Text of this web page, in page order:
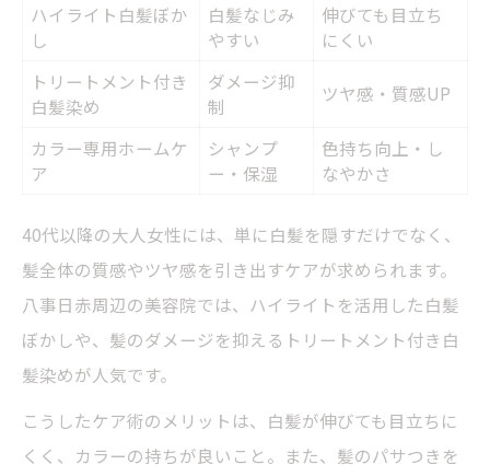
ハイライト白髪ぼか
し
白髪なじみ
やすい
伸びても目立ち
にくい
トリートメント付き
白髪染め
ダメージ抑
制
ツヤ感・質感UP
カラー専用ホームケ
ア
シャンプ
ー・保湿
色持ち向上・し
なやかさ
40代以降の大人女性には、単に白髪を隠すだけでなく、
髪全体の質感やツヤ感を引き出すケアが求められます。
八事日赤周辺の美容院では、ハイライトを活用した白髪
ぼかしや、髪のダメージを抑えるトリートメント付き白
髪染めが人気です。
こうしたケア術のメリットは、白髪が伸びても目立ちに
くく、カラーの持ちが良いこと。また、髪のパサつきを